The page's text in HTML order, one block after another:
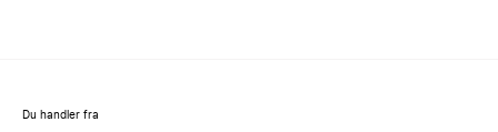
Du handler fra